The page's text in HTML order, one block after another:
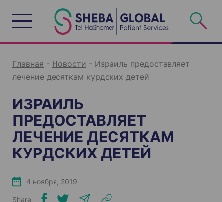
c
Главная - Новости - Израиль предоставляет
лечение десяткам курдских детей
ИЗРАИЛЬ
ПРЕДОСТАВЛЯЕТ
ЛЕЧЕНИЕ ДЕСЯТКАМ
КУРДСКИХ ДЕТЕЙ
4 ноября, 2019
Share